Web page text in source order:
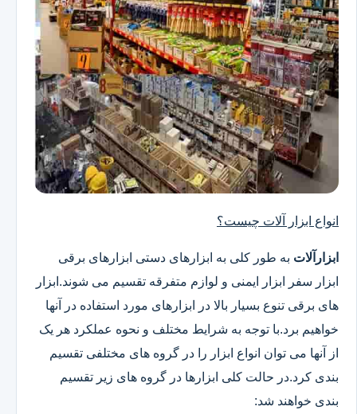
انواع ابزار آلات چیست؟
ابزارآلات به طور کلی به ابزارهای دستی ابزارهای برقی
ابزار سفر ابزار ایمنی و لوازم متفرقه تقسیم می شوند.ابزار
های برقی تنوع بسیار بالا در ابزارهای مورد استفاده در آنها
خواهیم برد.با توجه به شرایط مختلف و نحوه عملکرد هر یک
از آنها می توان انواع ابزار را در گروه های مختلفی تقسیم
بندی کرد.در حالت کلی ابزارها در گروه های زیر تقسیم
بندی خواهند شد: